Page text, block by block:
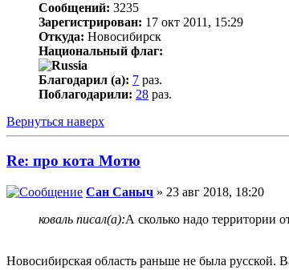
Сообщений: 3235
Зарегистрирован: 17 окт 2011, 15:29
Откуда: Новосибирск
Национальный флаг:
Благодарил (а): 7 раз.
Поблагодарили: 28 раз.
Вернуться наверх
Re: про кота Мотю
Сан Саныч » 23 авг 2018, 18:20
коваль писал(а):А сколько надо территории
Новосибирская область раньше не была русской.